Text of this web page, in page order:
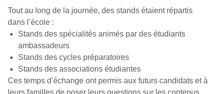
Tout au long de la journée, des stands étaient répartis
dans l’école :
Stands des spécialités animés par des étudiants
ambassadeurs
Stands des cycles préparatoires
Stands des associations étudiantes
Ces temps d’échange ont permis aux futurs candidats et à